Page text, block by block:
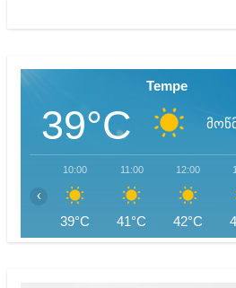
Tempe
39°C
10:00
39°C
11:00
41°C
12:00
42°C
‹